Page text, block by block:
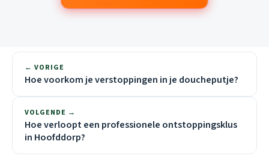
← VORIGE
Hoe voorkom je verstoppingen in je doucheputje?
VOLGENDE →
Hoe verloopt een professionele ontstoppingsklus
in Hoofddorp?